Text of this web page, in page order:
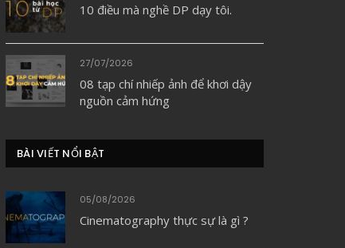
10 điều mà nghề DP dạy tôi.
27/07/2026
08 tạp chí nhiếp ảnh để khơi dậy
nguồn cảm hứng
BÀI VIẾT NỔI BẬT
05/08/2026
Cinematography thực sự là gì ?